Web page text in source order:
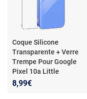
Coque Silicone
Transparente + Verre
Trempe Pour Google
Pixel 10a Little
Boutik©
8,99€